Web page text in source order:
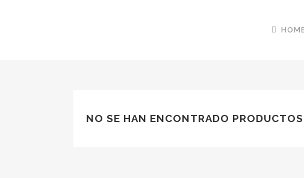
NO SE HAN ENCONTRADO